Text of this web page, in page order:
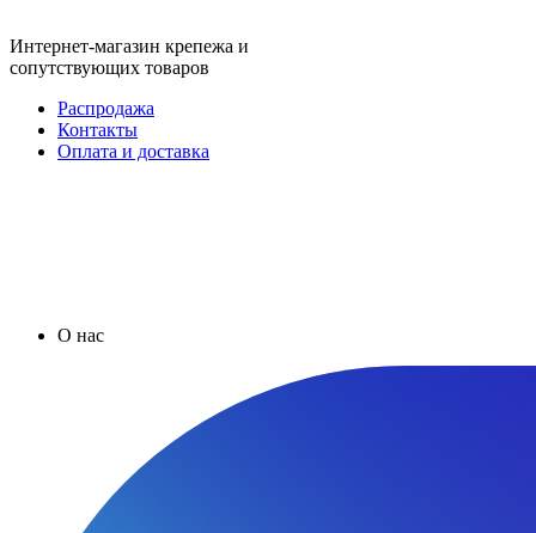
Интернет-магазин крепежа и
сопутствующих товаров
Распродажа
Контакты
Оплата и доставка
О нас